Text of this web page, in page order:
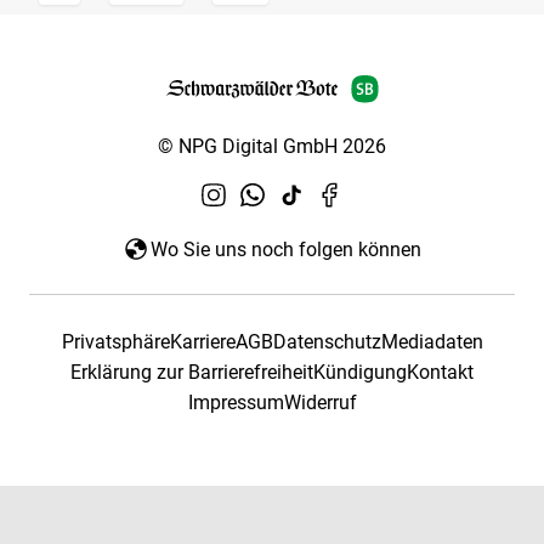
© NPG Digital GmbH 2026
Wo Sie uns noch folgen können
PrivatsphäreKarriereAGBDatenschutzMediadaten
Erklärung zur BarrierefreiheitKündigungKontakt
ImpressumWiderruf